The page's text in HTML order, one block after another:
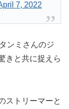
7, 2022
ンミさんのジ
きと共に捉えら
ストリーマーと